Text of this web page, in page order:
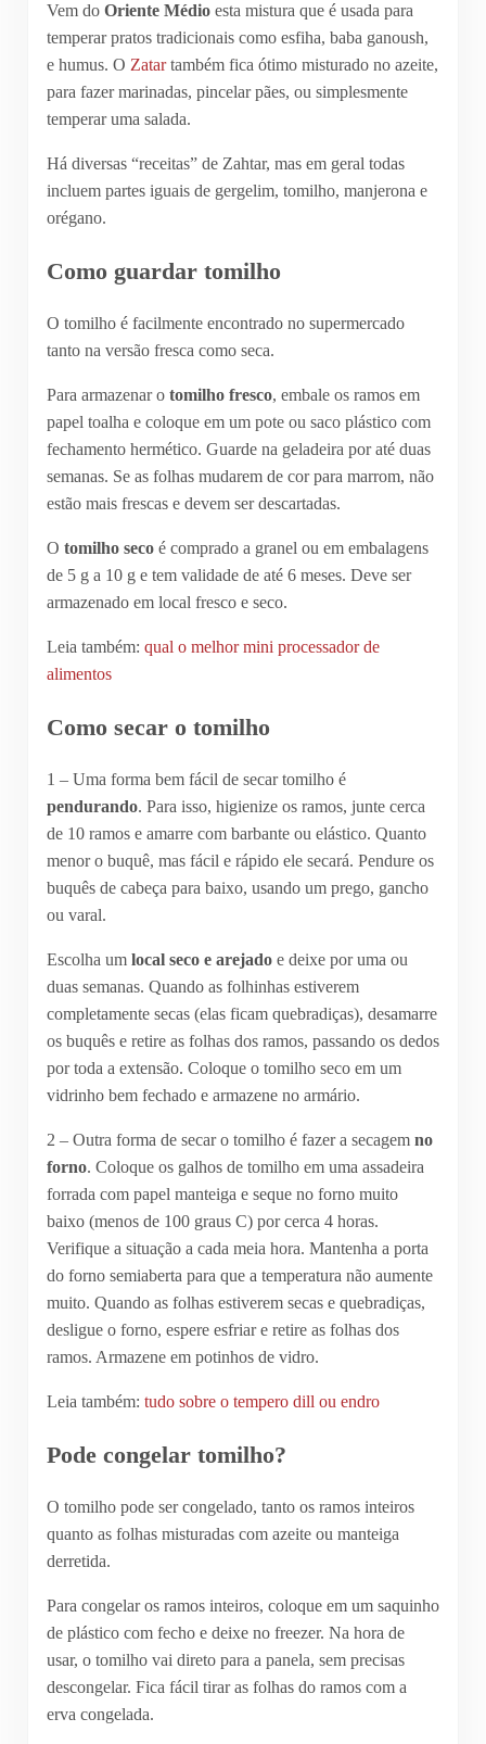
Vem do Oriente Médioesta mistura que é usada para
temperar pratos tradicionais como esfiha, baba ganoush,
e humus. O Zatartambém fica ótimo misturado no azeite,
para fazer marinadas, pincelar pães, ou simplesmente
temperar uma salada.
Há diversas “receitas” de Zahtar, mas em geral todas
incluem partes iguais de gergelim, tomilho, manjerona e
orégano.
Como guardar tomilho
O tomilho é facilmente encontrado no supermercado
tanto na versão fresca como seca.
Para armazenar o tomilho fresco, embale os ramos em
papel toalha e coloque em um pote ou saco plástico com
fechamento hermético. Guarde na geladeira por até duas
semanas. Se as folhas mudarem de cor para marrom, não
estão mais frescas e devem ser descartadas.
O tomilho secoé comprado a granel ou em embalagens
de 5 g a 10 g e tem validade de até 6 meses. Deve ser
armazenado em local fresco e seco.
Leia também: qual o melhor mini processador de
alimentos
Como secar o tomilho
1 – Uma forma bem fácil de secar tomilho é
pendurando. Para isso, higienize os ramos, junte cerca
de 10 ramos e amarre com barbante ou elástico. Quanto
menor o buquê, mas fácil e rápido ele secará. Pendure os
buquês de cabeça para baixo, usando um prego, gancho
ou varal.
Escolha um local seco e arejadoe deixe por uma ou
duas semanas. Quando as folhinhas estiverem
completamente secas (elas ficam quebradiças), desamarre
os buquês e retire as folhas dos ramos, passando os dedos
por toda a extensão. Coloque o tomilho seco em um
vidrinho bem fechado e armazene no armário.
2 – Outra forma de secar o tomilho é fazer a secagem no
forno. Coloque os galhos de tomilho em uma assadeira
forrada com papel manteiga e seque no forno muito
baixo (menos de 100 graus C) por cerca 4 horas.
Verifique a situação a cada meia hora. Mantenha a porta
do forno semiaberta para que a temperatura não aumente
muito. Quando as folhas estiverem secas e quebradiças,
desligue o forno, espere esfriar e retire as folhas dos
ramos. Armazene em potinhos de vidro.
Leia também: tudo sobre o tempero dill ou endro
Pode congelar tomilho?
O tomilho pode ser congelado, tanto os ramos inteiros
quanto as folhas misturadas com azeite ou manteiga
derretida.
Para congelar os ramos inteiros, coloque em um saquinho
de plástico com fecho e deixe no freezer. Na hora de
usar, o tomilho vai direto para a panela, sem precisas
descongelar. Fica fácil tirar as folhas do ramos com a
erva congelada.